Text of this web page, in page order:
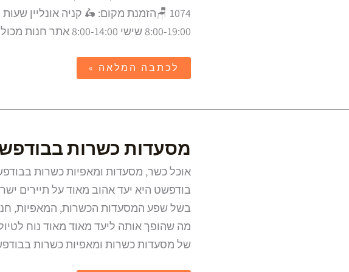
8:00-19:00 שישי 8:00-14:00 אתר חנות מכולת כשרה Kosher Land grocery
לכתבה המלאה »
מסעדות כשרות
בודפשט היא יעד אהוב מאוד על תיירים
בשל שפע המסעדות הכשרות, המאפיות,
מה שהופך אותה ליעד מאוד מאוד נוח
של מסעדות כשרות ומאפיות כשרות
מסעדות
כשרות